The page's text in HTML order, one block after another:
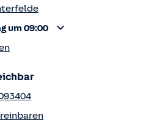
um 09:00